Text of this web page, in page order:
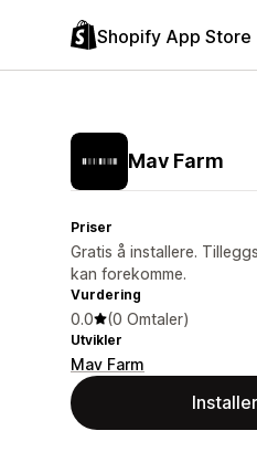
Shopify App Store
Mav Farm
Priser
Gratis å installere.
kan forekomme.
Vurdering
0.0 (0 Omtaler)
Utvikler
Mav Farm
Installer